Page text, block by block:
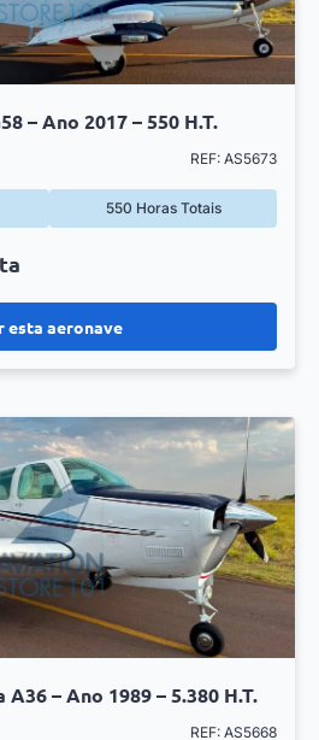
– Ano 2017 – 550 H.T.
REF: AS5673
550 Horas Totais
esta aeronave
– Ano 1989 – 5.380 H.T.
REF: AS5668